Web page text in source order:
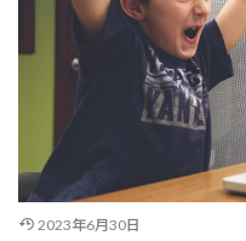
2023年6月30日